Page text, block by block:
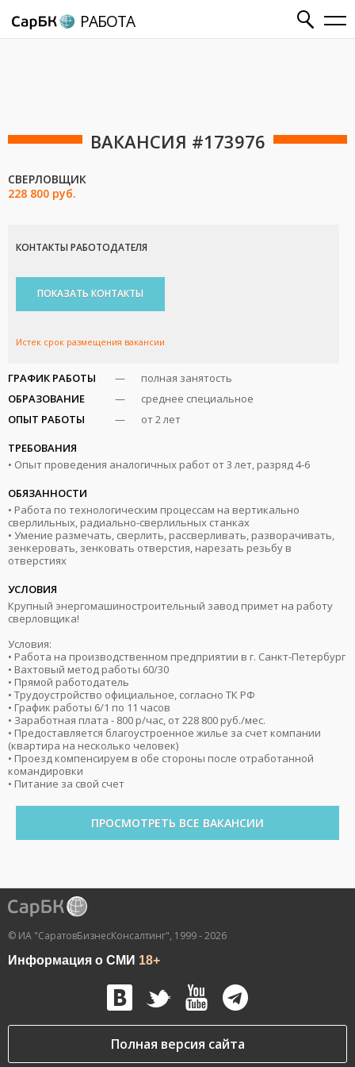
РАБОТА
ВАКАНСИЯ #173976
СВЕРЛОВЩИК
228 800 руб.
КОНТАКТЫ РАБОТОДАТЕЛЯ
ПОКАЗАТЬ КОНТАКТЫ
Истек срок размещения вакансии
ГРАФИК РАБОТЫ —
полная занятость
ОБРАЗОВАНИЕ
—
среднее специальное
ОПЫТ РАБОТЫ
—
от 2 лет
ТРЕБОВАНИЯ
• Опыт проведения аналогичных работ от 3 лет, разряд 4-6
ОБЯЗАННОСТИ
• Работа по технологическим процессам на вертикально
сверлильных, радиально-сверлильных станках
• Умение размечать, сверлить, рассверливать, разворачивать,
зенкеровать, зенковать отверстия, нарезать резьбу в
отверстиях
УСЛОВИЯ
Крупный энергомашиностроительный завод примет на работу
сверловщика!
Условия:
• Работа на производственном предприятии в г. Санкт-Петербург
• Вахтовый метод работы 60/30
• Прямой работодатель
• Трудоустройство официальное, согласно ТК РФ
• График работы 6/1 по 11 часов
• Заработная плата - 800 р/час, от 228 800 руб./мес.
• Предоставляется благоустроенное жилье за счет компании
(квартира на несколько человек)
• Проезд компенсируем в обе стороны после отработанной
командировки
• Питание за свой счет
ПРОСМОТРЕТЬ ВСЕ ВАКАНСИИ
© ИА "СаратовБизнесКонсалтинг", 1999 - 2026
Информация о СМИ 18+
Полная версия сайта